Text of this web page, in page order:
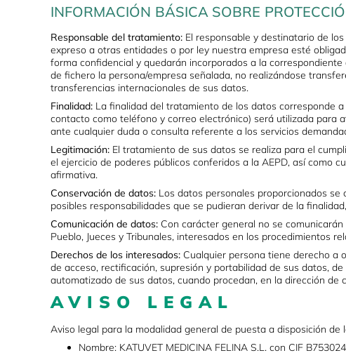
INFORMACIÓN BÁSICA SOBRE
Responsable del tratamiento: El responsable y destinatario de
expreso a otras entidades o por ley nuestra empresa esté
forma confidencial y quedarán incorporados a la
de fichero la persona/empresa señalada, no realizándose
transferencias internacionales de sus datos.
Finalidad: La finalidad del tratamiento de los datos corresponde
contacto como teléfono y correo electrónico) será utilizada para
ante cualquier duda o consulta referente a los servicios
Legitimación: El tratamiento de sus datos se realiza para el
el ejercicio de poderes públicos conferidos a la AEPD, así como
afirmativa.
Conservación de datos: Los datos personales proporcionados
posibles responsabilidades que se pudieran derivar de la
Comunicación de datos: Con carácter general no se
Pueblo, Jueces y Tribunales, interesados en los procedimientos
Derechos de los interesados: Cualquier persona tiene derecho a
de acceso, rectificación, supresión y portabilidad de sus datos,
automatizado de sus datos, cuando procedan, en la dirección de
AVISO LEGAL
Aviso legal para la modalidad general de puesta a disposición de
Nombre: KATUVET MEDICINA FELINA S.L. con CIF